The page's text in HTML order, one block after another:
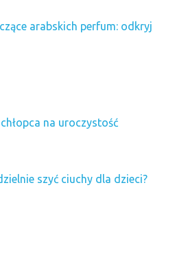
arabskich perfum: odkryj
na uroczystość
szyć ciuchy dla dzieci?